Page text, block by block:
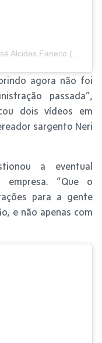
(@fanecoprefeito)
agora não foi
passada”,
dois vídeos em
sargento Neri
a eventual
“Que o
para a gente
e não apenas com